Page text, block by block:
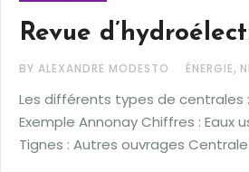
Revue
BY ALEXANDRE MODESTO ÉNERGIE,
Les différents types de centrales
Exemple Annonay Chiffres : Eaux
Tignes : Autres ouvrages